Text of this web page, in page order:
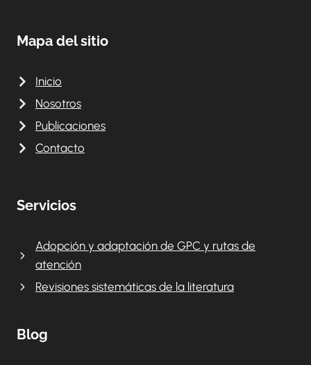
Mapa del sitio
Inicio
Nosotros
Publicaciones
Contacto
Servicios
Adopción y adaptación de GPC y rutas de
atención
Revisiones sistemáticas de la literatura
Blog